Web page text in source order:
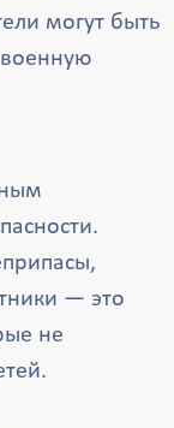
могут быть
военную
— это
не